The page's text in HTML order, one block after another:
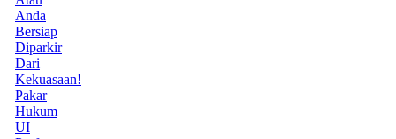
Anda
Bersiap
Diparkir
Dari
Kekuasaan!
Pakar
Hukum
UI